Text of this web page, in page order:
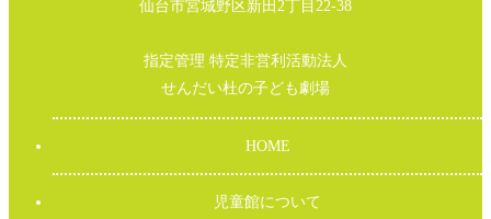
仙台市宮城野区新田2丁目22-38
指定管理 特定非営利活動法人
せんだい杜の子ども劇場
HOME
児童館について